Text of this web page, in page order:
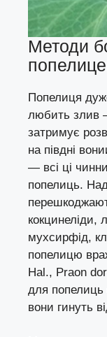
Методи
Попелиця
любить злив
затримує
на півдні
— всі ці
попелиць.
кокцинеліди,
мухсирфід,
попелицю
Hal., Praon
для попелиць
вони гинуть